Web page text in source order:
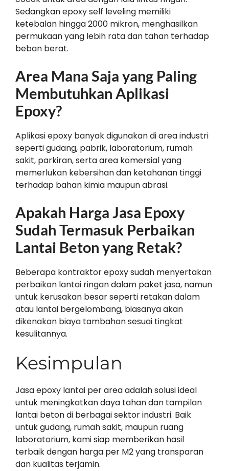
Sedangkan epoxy self leveling memiliki
ketebalan hingga 2000 mikron, menghasilkan
permukaan yang lebih rata dan tahan terhadap
beban berat.
Area Mana Saja yang Paling
Membutuhkan Aplikasi
Epoxy?
Aplikasi epoxy banyak digunakan di area industri
seperti gudang, pabrik, laboratorium, rumah
sakit, parkiran, serta area komersial yang
memerlukan kebersihan dan ketahanan tinggi
terhadap bahan kimia maupun abrasi.
Apakah Harga Jasa Epoxy
Sudah Termasuk Perbaikan
Lantai Beton yang Retak?
Beberapa kontraktor epoxy sudah menyertakan
perbaikan lantai ringan dalam paket jasa, namun
untuk kerusakan besar seperti retakan dalam
atau lantai bergelombang, biasanya akan
dikenakan biaya tambahan sesuai tingkat
kesulitannya.
Kesimpulan
Jasa epoxy lantai per area adalah solusi ideal
untuk meningkatkan daya tahan dan tampilan
lantai beton di berbagai sektor industri. Baik
untuk gudang, rumah sakit, maupun ruang
laboratorium, kami siap memberikan hasil
terbaik dengan harga per M2 yang transparan
dan kualitas terjamin.